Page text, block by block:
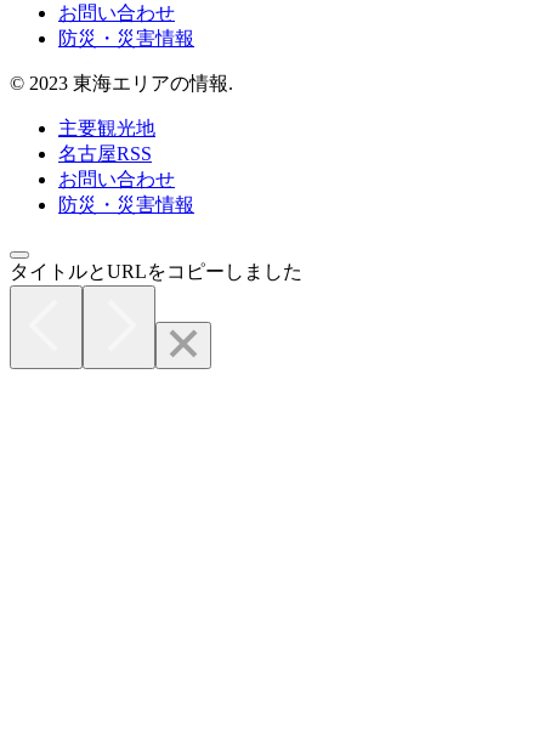
お問い合わせ
防災・災害情報
© 2023 東海エリアの情報.
主要観光地
名古屋RSS
お問い合わせ
防災・災害情報
タイトルとURLをコピーしました